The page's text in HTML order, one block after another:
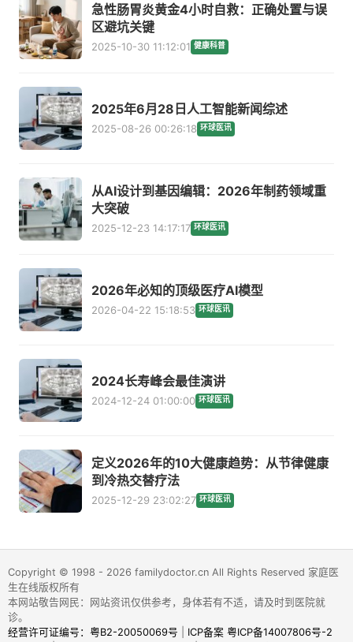
急性肠胃炎黄金4小时自救：正确处置与误
区避坑关键
2025-10-30 11:12:01 健康科普
2025年6月28日人工智能新闻综述
2025-08-26 00:26:18 环球医讯
从AI设计到基因编辑：2026年制药领域重
大突破
2025-12-23 14:17:17 环球医讯
2026年必知的顶级医疗AI模型
2026-04-22 15:18:53 环球医讯
2024长寿峰会最佳演讲
2024-12-24 01:00:00 环球医讯
定义2026年的10大健康趋势：从节律健康
到冷热交替疗法
2025-12-29 23:02:27 环球医讯
Copyright © 1998 - 2026 familydoctor.cn All Rights Reserved 家庭医
生在线版权所有
本网站敬告网民：网站资讯仅供参考，身体若有不适，请及时到医院就
诊。
经营许可证编号：粤B2-20050069号
ICP备案 粤ICP备14007806号-2